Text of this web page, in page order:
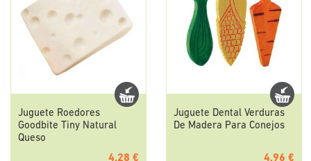
Juguete Roedores
Goodbite Tiny Natural
Queso
4,28 €
Juguete Dental Verduras
De Madera Para Conejos
4,96 €